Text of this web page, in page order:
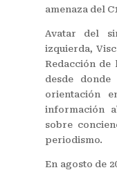
amenaza del
Avatar del
izquierda,
Redacción de
desde
orientación
información
sobre
periodismo.
En agosto de